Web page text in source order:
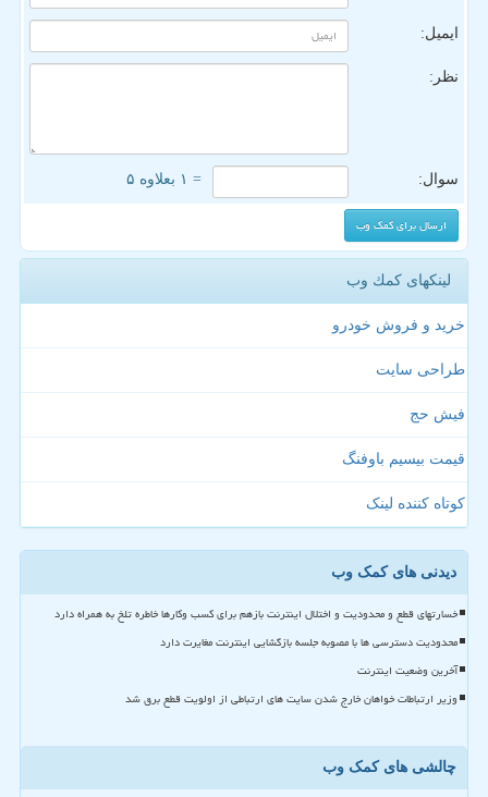
ایمیل:
نظر:
سوال: = ۱ بعلاوه ۵
لینکهای كمك وب
خرید و فروش خودرو
طراحی سایت
فیش حج
قیمت بیسیم باوفنگ
کوتاه کننده لینک
دیدنی های کمک وب
خسارتهای قطع و محدودیت و اختلال اینترنت بازهم برای کسب وکارها خاطره تلخ به همراه دارد
محدودیت دسترسی ها با مصوبه جلسه بازگشایی اینترنت مغایرت دارد
آخرین وضعیت اینترنت
وزیر ارتباطات خواهان خارج شدن سایت های ارتباطی از اولویت قطع برق شد
چالشی های کمک وب